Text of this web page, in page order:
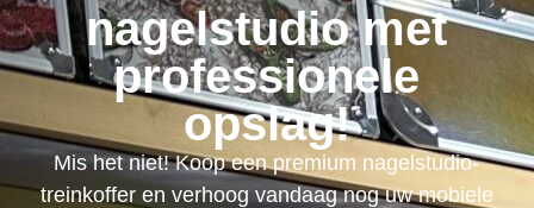
nagelstudio met
professionele
opslag!
Mis het niet! Koop een premium nagelstudio-
treinkoffer en verhoog vandaag nog uw mobiele